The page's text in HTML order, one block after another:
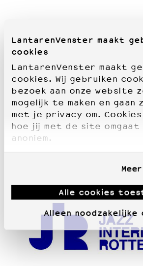
LantarenVenster maakt
cookies
LantarenVenster maakt
cookies. Wij gebruiken
bezoek aan onze website
mogelijk te maken en gaan
met je privacy om.
hoe jij met de site
anoniem.
Alle cookies
Alleen noodzakelijke